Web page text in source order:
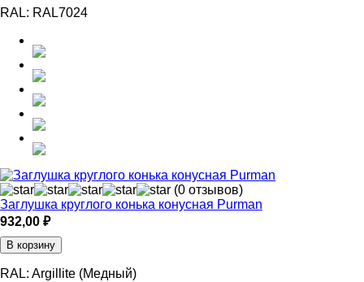
RAL: RAL7024
(0 отзывов)
Заглушка круглого конька конусная Purman
932,00 ₽
В корзину
RAL: Argillite (Медный)